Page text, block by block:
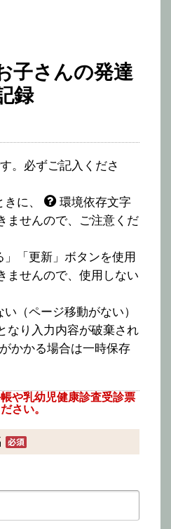
さんの発達
録
。必ずご記入くださ
に、
環境依存文字
ませんので、ご注意くだ
」「更新」ボタンを使用
ませんので、使用しない
（ページ移動がない）
なり入力内容が破棄され
かかる場合は一時保存
や乳幼児健康診査受診票
さい。